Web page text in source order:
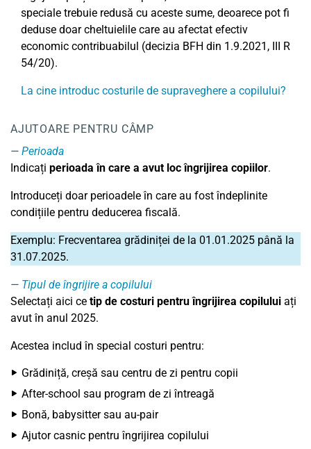
speciale trebuie redusă cu aceste sume, deoarece pot fi
deduse doar cheltuielile care au afectat efectiv
economic contribuabilul (decizia BFH din 1.9.2021, III R
54/20).
La cine introduc costurile de supraveghere a copilului?
AJUTOARE PENTRU CÂMP
Perioada
Indicați perioada în care a avut loc îngrijirea copiilor.
Introduceți doar perioadele în care au fost îndeplinite
condițiile pentru deducerea fiscală.
Exemplu: Frecventarea grădiniței de la 01.01.2025 până la
31.07.2025.
Tipul de îngrijire a copilului
Selectați aici ce tip de costuri pentru îngrijirea copilului ați
avut în anul 2025.
Acestea includ în special costuri pentru:
Grădiniță, creșă sau centru de zi pentru copii
After-school sau program de zi întreagă
Bonă, babysitter sau au-pair
Ajutor casnic pentru îngrijirea copilului